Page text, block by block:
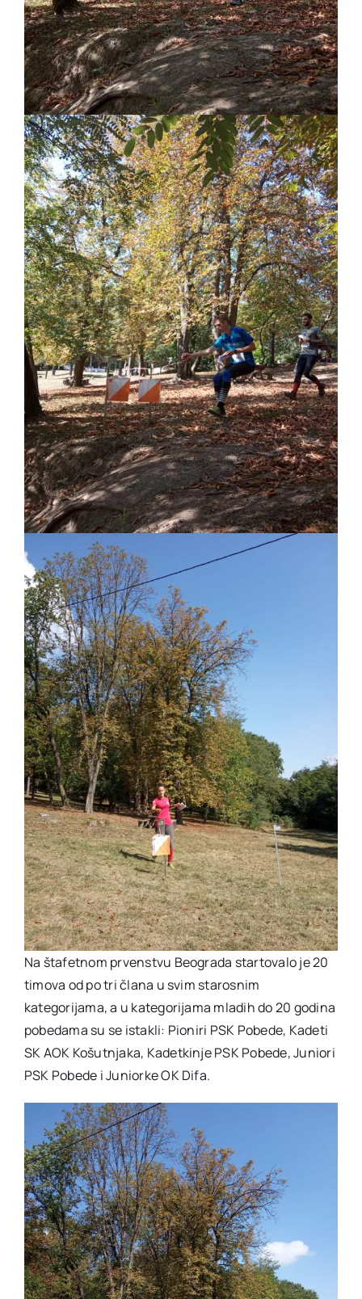
Na štafetnom prvenstvu Beograda startovalo je 20
timova od po tri člana u svim starosnim
kategorijama, a u kategorijama mladih do 20 godina
pobedama su se istakli: Pioniri PSK Pobede, Kadeti
SK AOK Košutnjaka, Kadetkinje PSK Pobede, Juniori
PSK Pobede i Juniorke OK Difa.